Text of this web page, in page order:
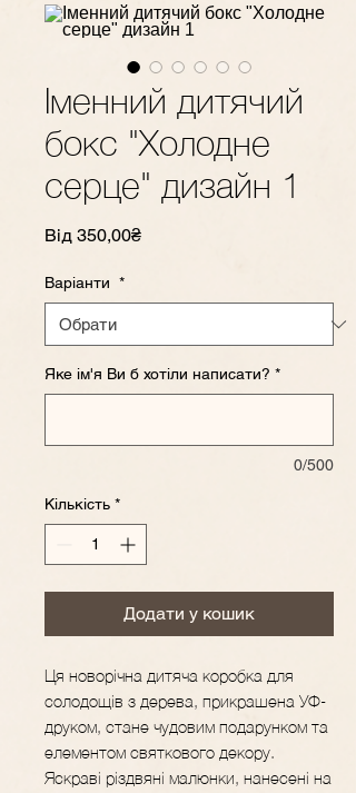
Іменний дитячий
бокс "Холодне
серце" дизайн 1
Від 350,00₴За
Варіанти *
Яке ім'я Ви б хотіли написати? *
0/500
Кількість *
Додати у кошик
Ця новорічна дитяча коробка для
солодощів з дерева, прикрашена УФ-
друком, стане чудовим подарунком та
елементом святкового декору.
Яскраві різдвяні малюнки, нанесені на